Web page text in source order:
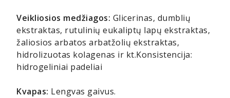
Veikliosios medžiagos: Glicerinas, dumblių
ekstraktas, rutulinių eukaliptų lapų ekstraktas,
žaliosios arbatos arbatžolių ekstraktas,
hidrolizuotas kolagenas ir kt.Konsistencija:
hidrogeliniai padeliai
Kvapas: Lengvas gaivus.